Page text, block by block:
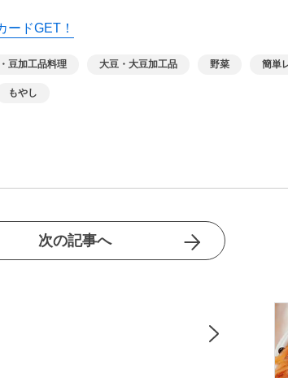
ードGET！
豆加工品料理 大豆・大豆加工品 野菜 簡単
もやし
次の記事へ